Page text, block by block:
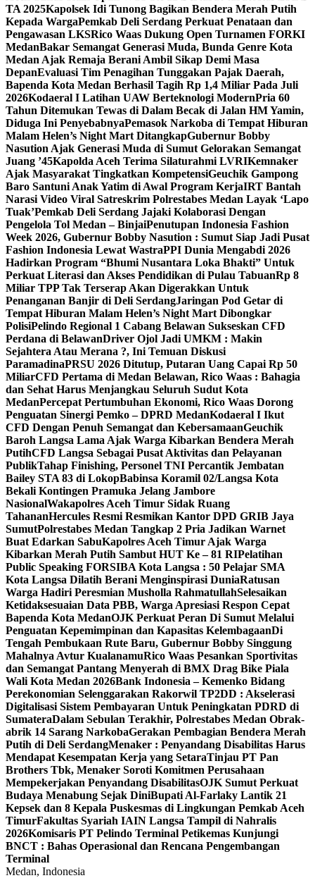
TA 2025Kapolsek Idi Tunong Bagikan Bendera Merah Putih
Kepada WargaPemkab Deli Serdang Perkuat Penataan dan
Pengawasan LKSRico Waas Dukung Open Turnamen FORKI
MedanBakar Semangat Generasi Muda, Bunda Genre Kota
Medan Ajak Remaja Berani Ambil Sikap Demi Masa
DepanEvaluasi Tim Penagihan Tunggakan Pajak Daerah,
Bapenda Kota Medan Berhasil Tagih Rp 1,4 Miliar Pada Juli
2026Kodaeral I Latihan UAW Berteknologi ModernPria 60
Tahun Ditemukan Tewas di Dalam Becak di Jalan HM Yamin,
Diduga Ini PenyebabnyaPemasok Narkoba di Tempat Hiburan
Malam Helen’s Night Mart DitangkapGubernur Bobby
Nasution Ajak Generasi Muda di Sumut Gelorakan Semangat
Juang ’45Kapolda Aceh Terima Silaturahmi LVRIKemnaker
Ajak Masyarakat Tingkatkan KompetensiGeuchik Gampong
Baro Santuni Anak Yatim di Awal Program KerjaIRT Bantah
Narasi Video Viral Satreskrim Polrestabes Medan Layak ‘Lapo
Tuak’Pemkab Deli Serdang Jajaki Kolaborasi Dengan
Pengelola Tol Medan – BinjaiPenutupan Indonesia Fashion
Week 2026, Gubernur Bobby Nasution : Sumut Siap Jadi Pusat
Fashion Indonesia Lewat WastraPPI Dunia Mengabdi 2026
Hadirkan Program “Bhumi Nusantara Loka Bhakti” Untuk
Perkuat Literasi dan Akses Pendidikan di Pulau TabuanRp 8
Miliar TPP Tak Terserap Akan Digerakkan Untuk
Penanganan Banjir di Deli SerdangJaringan Pod Getar di
Tempat Hiburan Malam Helen’s Night Mart Dibongkar
PolisiPelindo Regional 1 Cabang Belawan Sukseskan CFD
Perdana di BelawanDriver Ojol Jadi UMKM : Makin
Sejahtera Atau Merana ?, Ini Temuan Diskusi
ParamadinaPRSU 2026 Ditutup, Putaran Uang Capai Rp 50
MiliarCFD Pertama di Medan Belawan, Rico Waas : Bahagia
dan Sehat Harus Menjangkau Seluruh Sudut Kota
MedanPercepat Pertumbuhan Ekonomi, Rico Waas Dorong
Penguatan Sinergi Pemko – DPRD MedanKodaeral I Ikut
CFD Dengan Penuh Semangat dan KebersamaanGeuchik
Baroh Langsa Lama Ajak Warga Kibarkan Bendera Merah
PutihCFD Langsa Sebagai Pusat Aktivitas dan Pelayanan
PublikTahap Finishing, Personel TNI Percantik Jembatan
Bailey STA 83 di LokopBabinsa Koramil 02/Langsa Kota
Bekali Kontingen Pramuka Jelang Jambore
NasionalWakapolres Aceh Timur Sidak Ruang
TahananHercules Resmi Resmikan Kantor DPD GRIB Jaya
SumutPolrestabes Medan Tangkap 2 Pria Jadikan Warnet
Buat Edarkan SabuKapolres Aceh Timur Ajak Warga
Kibarkan Merah Putih Sambut HUT Ke – 81 RIPelatihan
Public Speaking FORSIBA Kota Langsa : 50 Pelajar SMA
Kota Langsa Dilatih Berani Menginspirasi DuniaRatusan
Warga Hadiri Peresmian Musholla RahmatullahSelesaikan
Ketidaksesuaian Data PBB, Warga Apresiasi Respon Cepat
Bapenda Kota MedanOJK Perkuat Peran Di Sumut Melalui
Penguatan Kepemimpinan dan Kapasitas KelembagaanDi
Tengah Pembukaan Rute Baru, Gubernur Bobby Singgung
Mahalnya Avtur KualanamuRico Waas Pesankan Sportivitas
dan Semangat Pantang Menyerah di BMX Drag Bike Piala
Wali Kota Medan 2026Bank Indonesia – Kemenko Bidang
Perekonomian Selenggarakan Rakorwil TP2DD : Akselerasi
Digitalisasi Sistem Pembayaran Untuk Peningkatan PDRD di
SumateraDalam Sebulan Terakhir, Polrestabes Medan Obrak-
abrik 14 Sarang NarkobaGerakan Pembagian Bendera Merah
Putih di Deli SerdangMenaker : Penyandang Disabilitas Harus
Mendapat Kesempatan Kerja yang SetaraTinjau PT Pan
Brothers Tbk, Menaker Soroti Komitmen Perusahaan
Mempekerjakan Penyandang DisabilitasOJK Sumut Perkuat
Budaya Menabung Sejak DiniBupati Al-Farlaky Lantik 21
Kepsek dan 8 Kepala Puskesmas di Lingkungan Pemkab Aceh
TimurFakultas Syariah IAIN Langsa Tampil di Nahralis
2026Komisaris PT Pelindo Terminal Petikemas Kunjungi
BNCT : Bahas Operasional dan Rencana Pengembangan
Terminal
Medan, Indonesia